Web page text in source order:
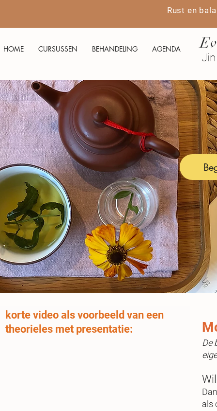
Rust en
HOME CURSUSSEN BEHANDELING AGENDA
korte video als voorbeeld van een
theorieles met presentatie:
De
als